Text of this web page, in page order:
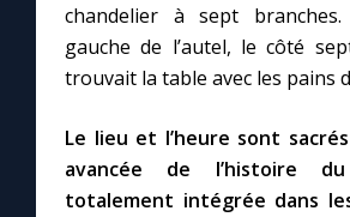
À la une
Chapelet pour le monde
chandelier à sept
gauche de l’autel, le côté
trouvait la table avec les pains
Le lieu et l’heure sont
avancée de l’histoire
totalement intégrée dans